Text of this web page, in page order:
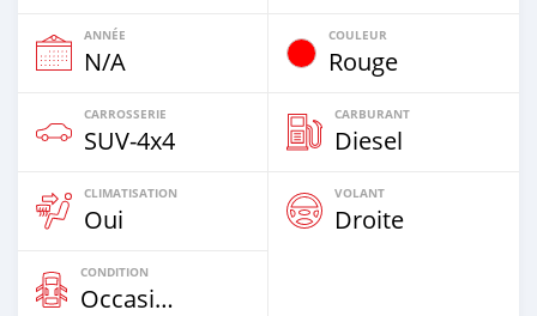
ANNÉE
N/A
COULEUR
Rouge
CARROSSERIE
SUV‒4x4
CARBURANT
Diesel
CLIMATISATION
Oui
VOLANT
Droite
CONDITION
Occasion